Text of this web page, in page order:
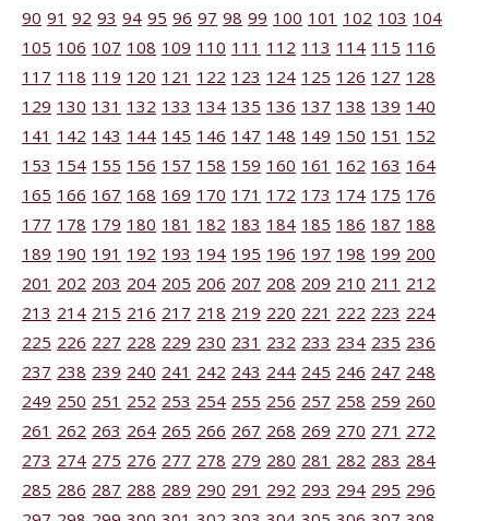
90 91 92 93 94 95 96 97 98 99 100 101 102 103 104
105 106 107 108 109 110 111 112 113 114 115 116
117 118 119 120 121 122 123 124 125 126 127 128
129 130 131 132 133 134 135 136 137 138 139 140
141 142 143 144 145 146 147 148 149 150 151 152
153 154 155 156 157 158 159 160 161 162 163 164
165 166 167 168 169 170 171 172 173 174 175 176
177 178 179 180 181 182 183 184 185 186 187 188
189 190 191 192 193 194 195 196 197 198 199 200
201 202 203 204 205 206 207 208 209 210 211 212
213 214 215 216 217 218 219 220 221 222 223 224
225 226 227 228 229 230 231 232 233 234 235 236
237 238 239 240 241 242 243 244 245 246 247 248
249 250 251 252 253 254 255 256 257 258 259 260
261 262 263 264 265 266 267 268 269 270 271 272
273 274 275 276 277 278 279 280 281 282 283 284
285 286 287 288 289 290 291 292 293 294 295 296